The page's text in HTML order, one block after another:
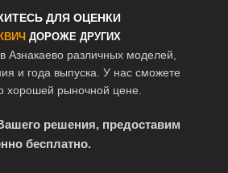
ДЛЯ ОЦЕНКИ
ДОРОЖЕ ДРУГИХ
различных моделей,
и года выпуска. У нас сможете
хорошей рыночной цене.
решения, предоставим
бесплатно.